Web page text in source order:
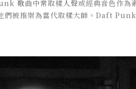
歌曲中常取樣人聲或經典音色作為
們被推崇為當代取樣大師。Daft